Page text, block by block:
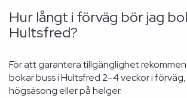
Hur långt i förväg bör jag
Hultsfred?
För att garantera tillgänglighet
bokar buss i Hultsfred 2–4 veckor i
högsäsong eller på helger.